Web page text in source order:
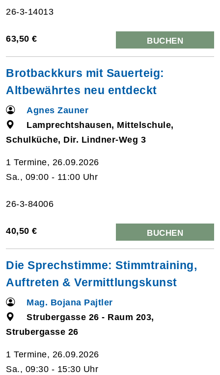
26-3-14013
63,50 € BUCHEN
Brotbackkurs mit Sauerteig:
Altbewährtes neu entdeckt
Agnes Zauner
Lamprechtshausen, Mittelschule,
Schulküche, Dir. Lindner-Weg 3
1 Termine, 26.09.2026
Sa., 09:00 - 11:00 Uhr
26-3-84006
40,50 € BUCHEN
Die Sprechstimme: Stimmtraining,
Auftreten & Vermittlungskunst
Mag. Bojana Pajtler
Strubergasse 26 - Raum 203,
Strubergasse 26
1 Termine, 26.09.2026
Sa., 09:30 - 15:30 Uhr